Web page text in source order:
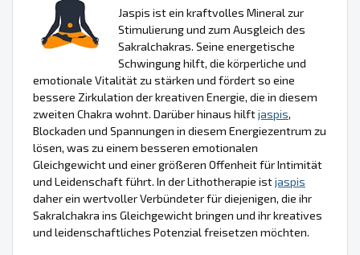
Jaspis ist ein kraftvolles Mineral zur
Stimulierung und zum Ausgleich des
Sakralchakras. Seine energetische
Schwingung hilft, die körperliche und
emotionale Vitalität zu stärken und fördert so eine
bessere Zirkulation der kreativen Energie, die in diesem
zweiten Chakra wohnt. Darüber hinaus hilftjaspis,
Blockaden und Spannungen in diesem Energiezentrum zu
lösen, was zu einem besseren emotionalen
Gleichgewicht und einer größeren Offenheit für Intimität
und Leidenschaft führt. In der Lithotherapie istjaspis
daher ein wertvoller Verbündeter für diejenigen, die ihr
Sakralchakra ins Gleichgewicht bringen und ihr kreatives
und leidenschaftliches Potenzial freisetzen möchten.